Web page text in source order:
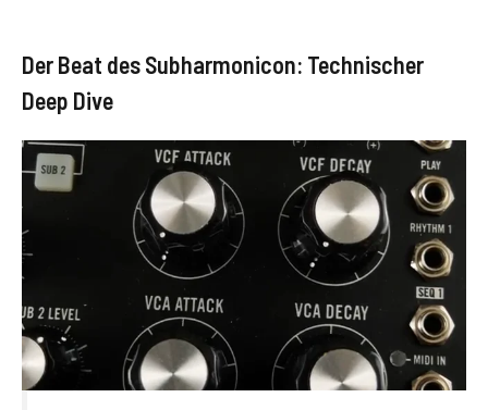
Der Beat des Subharmonicon: Technischer
Deep Dive